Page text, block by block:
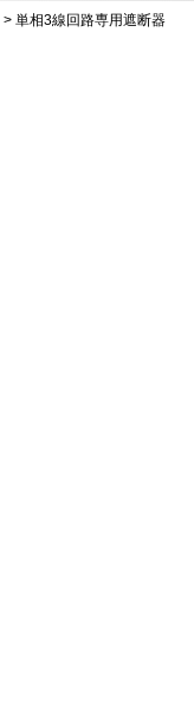
> 単相3線回路専用遮断器